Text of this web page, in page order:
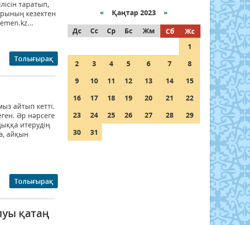
таратып,
кезектен
Толығырақ
айтып кетті.
Әр нәрсеге
итерудің
айқын
Толығырақ
қатаң
« Қаңтар 2023 »
Дс
Сс Ср Бс Жм Сб
Жс
1
2
3 4 5 6 7
8
9
10 11 12 13 14
15
16
17 18 19 20 21
22
23
24 25 26 27 28
29
30
31